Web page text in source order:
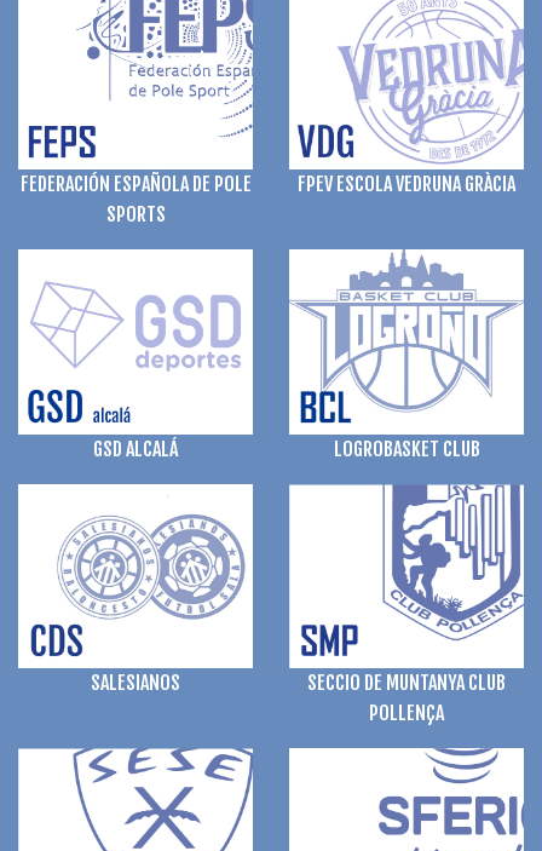
FEDERACIÓN ESPAÑOLA DE POLE
SPORTS
FPEV ESCOLA VEDRUNA GRÀCIA
GSD ALCALÁ LOGROBASKET CLUB
SALESIANOS
SECCIO DE MUNTANYA CLUB
POLLENÇA